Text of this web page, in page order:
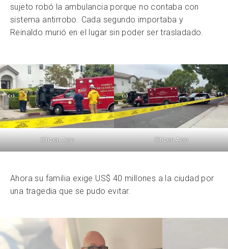
sujeto robó la ambulancia porque no contaba con
sistema antirrobo. Cada segundo importaba y
Reinaldo murió en el lugar sin poder ser trasladado.
Citizen App Citizen App
Ahora su familia exige US$ 40 millones a la ciudad por
una tragedia que se pudo evitar.